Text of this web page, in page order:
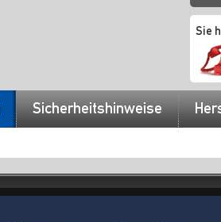
Sie
Sicherheitshinweise